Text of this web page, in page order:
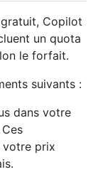
Copilot
un quota
le forfait.
suivants :
dans votre
votre prix